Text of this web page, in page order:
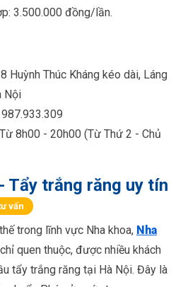
3.500.000 đồng/lần.
Huỳnh Thúc Kháng kéo dài, Láng
Nội
Từ 8h00 - 20h00 (Từ Thứ 2 - Chủ
Tẩy trắng răng uy tín
vấn
trong lĩnh vực Nha khoa, Nha
quen thuộc, được nhiều khách
tẩy trắng răng tại Hà Nội. Đây là